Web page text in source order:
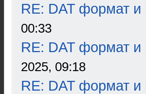
RE: DAT формат и
00:33
RE: DAT формат и
2025, 09:18
RE: DAT формат и